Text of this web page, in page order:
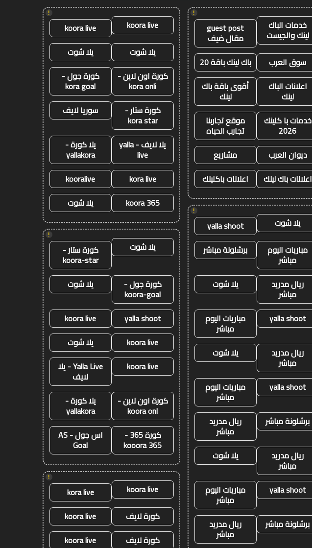
!
خدمات الباك
لينك والجيست guest post
مقال ضيف
سوق العرب
باك لينك باقة 20
اعلانات الباك
لينك
أقوى باقة باك
لينك
خدمات با كلينك
2026
موقع تجاربنا
تجارب الحياه
ديوان العرب
مشاريع
اعلانات باك لينك
اعلانات باكلينك
!
يلا شوت
yalla shoot
مباريات اليوم
مباشر
برشلونة مباشر
ريال مدريد
مباشر
يلا شوت
yalla shoot مباريات اليوم
مباشر
ريال مدريد
مباشر
يلا شوت
yalla shoot مباريات اليوم
مباشر
برشلونة مباشر
ريال مدريد
مباشر
ريال مدريد
مباشر
يلا شوت
yalla shoot مباريات اليوم
مباشر
برشلونة مباشر
ريال مدريد
مباشر
!
koora live
koora live
يلا شوت
يلا شوت
كورة اون لاين -
kora onli
كورة جول -
kora goal
كورة ستار -
kora star
سوريا لايف
يلا لايف - yalla
live
يلا كورة -
yallakora
kora live
kooralive
koora 365
يلا شوت
!
يلا شوت كورة ستار -
koora-star
كورة جول -
koora-goal
يلا شوت
yalla shoot
koora live
koora live
يلا شوت
koora live
Yalla Live - يلا
لايف
كورة اون لاين -
koora onl
يلا كورة -
yallakora
كورة 365 -
kooora 365
اس جول - AS
Goal
!
koora live
kora live
كورة لايف
koora live
كورة لايف
koora live